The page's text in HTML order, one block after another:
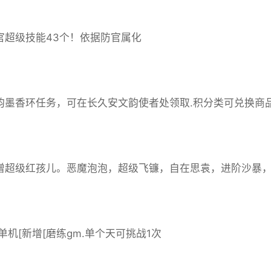
超级技能43个！依据防官属化
墨香环任务，可在长久安文韵使者处领取.积分类可兑换商
超级红孩儿。恶魔泡泡，超级飞镰，自在思袁，进阶沙暴
机[新增[磨练gm.单个天可挑战1次